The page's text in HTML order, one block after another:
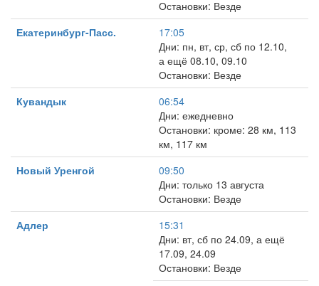
Остановки: Везде
Екатеринбург-Пасс.
17:05
Дни: пн, вт, ср, сб по 12.10,
а ещё 08.10, 09.10
Остановки: Везде
Кувандык
06:54
Дни: ежедневно
Остановки: кроме: 28 км, 113
км, 117 км
Новый Уренгой
09:50
Дни: только 13 августа
Остановки: Везде
Адлер
15:31
Дни: вт, сб по 24.09, а ещё
17.09, 24.09
Остановки: Везде